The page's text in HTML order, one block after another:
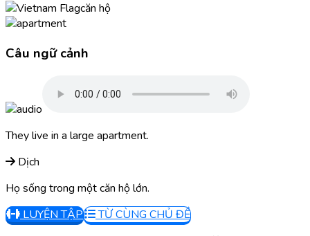
căn hộ
Câu ngữ cảnh
They live in a large apartment.
Dịch
Họ sống trong một căn hộ lớn.
LUYỆN TẬP
TỪ CÙNG CHỦ ĐỀ